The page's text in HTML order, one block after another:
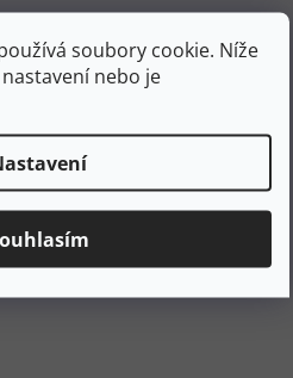
soubory cookie. Níže
nebo je
DETAIL
Omni-TECH membránou
Kožený svršek zajišťuje